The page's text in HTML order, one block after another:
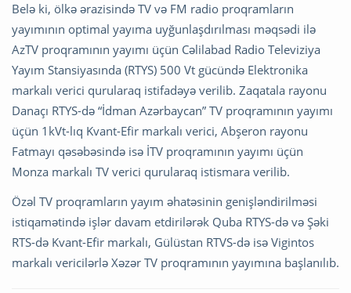
Belə ki, ölkə ərazisində TV və FM radio proqramların
yayımının optimal yayıma uyğunlaşdırılması məqsədi ilə
AzTV proqramının yayımı üçün Cəlilabad Radio Televiziya
Yayım Stansiyasında (RTYS) 500 Vt gücündə Elektronika
markalı verici qurularaq istifadəyə verilib. Zaqatala rayonu
Danaçı RTYS-də “İdman Azərbaycan” TV proqramının yayımı
üçün 1kVt-lıq Kvant-Efir markalı verici, Abşeron rayonu
Fatmayı qəsəbəsində isə İTV proqramının yayımı üçün
Monza markalı TV verici qurularaq istismara verilib.
Özəl TV proqramların yayım əhatəsinin genişləndirilməsi
istiqamətində işlər davam etdirilərək Quba RTYS-də və Şəki
RTS-də Kvant-Efir markalı, Gülüstan RTVS-də isə Vigintos
markalı vericilərlə Xəzər TV proqramının yayımına başlanılıb.